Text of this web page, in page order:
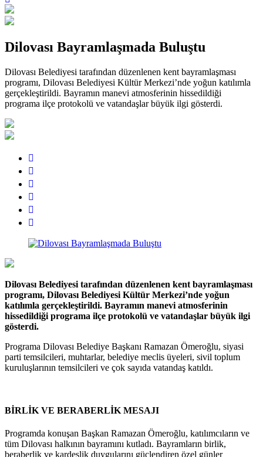
Dilovası Bayramlaşmada Buluştu
Dilovası Belediyesi tarafından düzenlenen kent bayramlaşması
programı, Dilovası Belediyesi Kültür Merkezi’nde yoğun katılımla
gerçekleştirildi. Bayramın manevi atmosferinin hissedildiği
programa ilçe protokolü ve vatandaşlar büyük ilgi gösterdi.
Dilovası Belediyesi tarafından düzenlenen kent bayramlaşması
programı, Dilovası Belediyesi Kültür Merkezi’nde yoğun
katılımla gerçekleştirildi. Bayramın manevi atmosferinin
hissedildiği programa ilçe protokolü ve vatandaşlar büyük ilgi
gösterdi.
Programa Dilovası Belediye Başkanı Ramazan Ömeroğlu, siyasi
parti temsilcileri, muhtarlar, belediye meclis üyeleri, sivil toplum
kuruluşlarının temsilcileri ve çok sayıda vatandaş katıldı.
BİRLİK VE BERABERLİK MESAJI
Programda konuşan Başkan Ramazan Ömeroğlu, katılımcıların ve
tüm Dilovası halkının bayramını kutladı. Bayramların birlik,
beraberlik ve kardeşlik duygularını güçlendiren özel günler